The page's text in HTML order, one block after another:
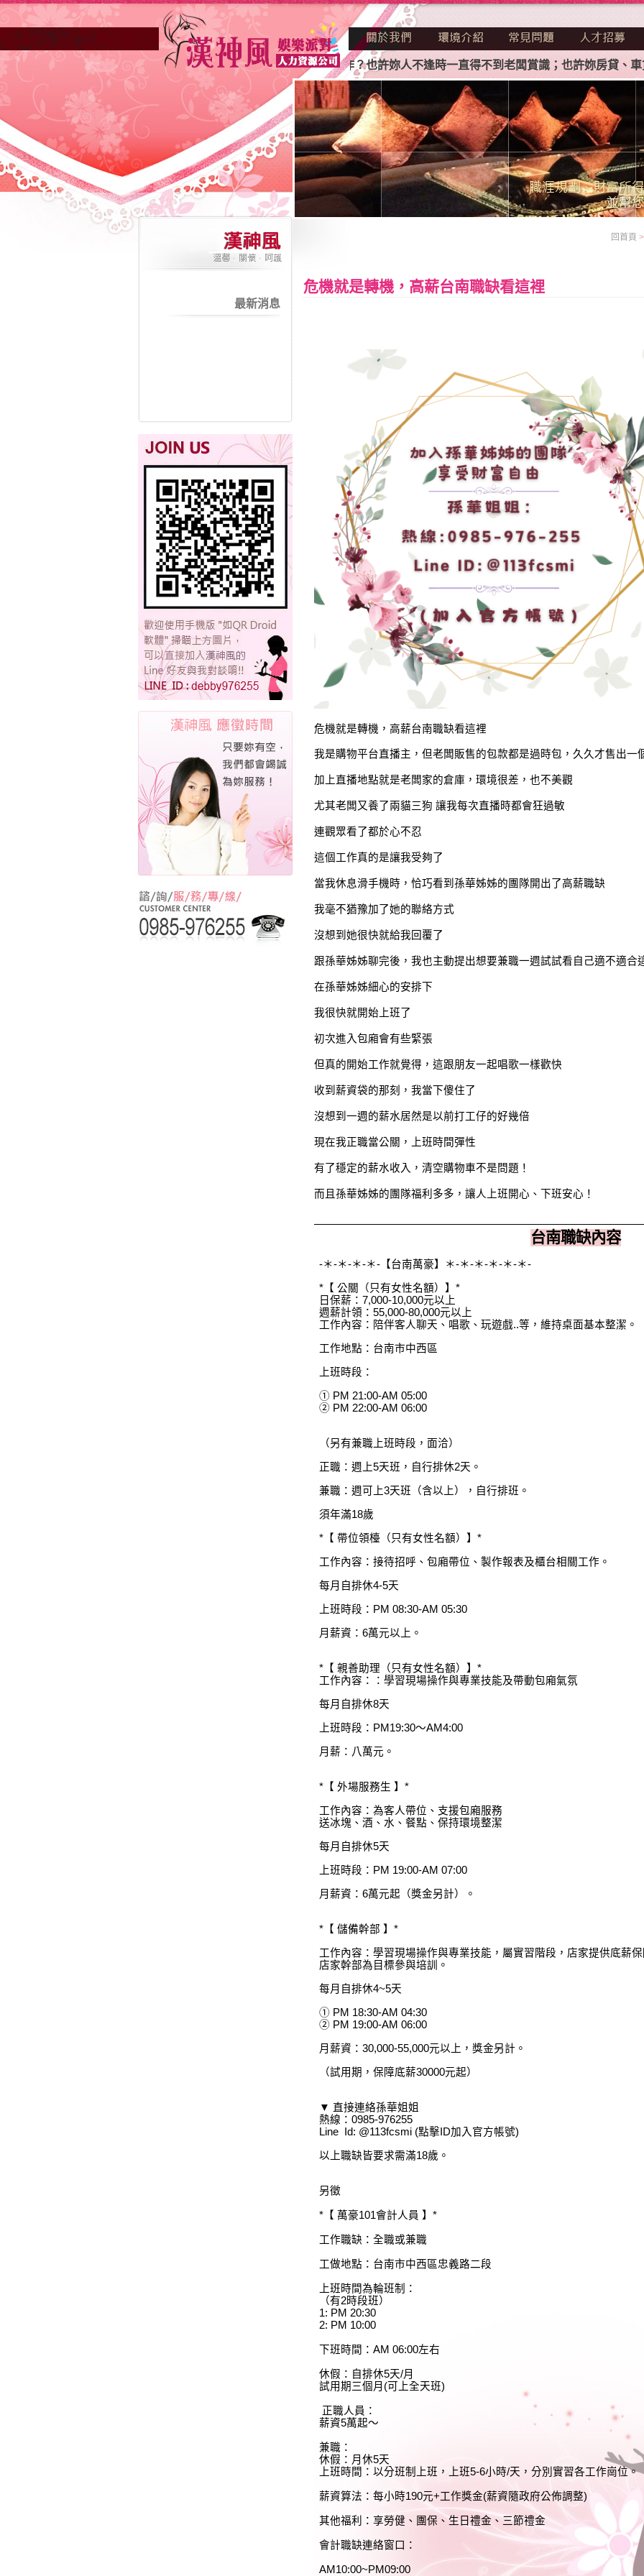
高雄酒店業妳正因不景氣的年代找不到工作？也許妳人不逢時一直得不到老闆賞識；也許妳房貸、車貸
最新消息
回首頁 >
危機就是轉機，高薪台南職缺看這裡
危機就是轉機，高薪台南職缺看這裡
我是購物平台直播主，但老闆販售的包款都是過時包，久久才售出一
加上直播地點就是老闆家的倉庫，環境很差，也不美觀
尤其老闆又養了兩貓三狗 讓我每次直播時都會狂過敏
連觀眾看了都於心不忍
這個工作真的是讓我受夠了
當我休息滑手機時，恰巧看到孫華姊姊的團隊開出了高薪職缺
我毫不猶豫加了她的聯絡方式
沒想到她很快就給我回覆了
跟孫華姊姊聊完後，我也主動提出想要兼職一週試試看自己適不適合
在孫華姊姊細心的安排下
我很快就開始上班了
初次進入包廂會有些緊張
但真的開始工作就覺得，這跟朋友一起唱歌一樣歡快
收到薪資袋的那刻，我當下傻住了
沒想到一週的薪水居然是以前打工仔的好幾倍
現在我正職當公關，上班時間彈性
有了穩定的薪水收入，清空購物車不是問題！
而且孫華姊姊的團隊福利多多，讓人上班開心、下班安心！
台南職缺內容
-＊-＊-＊-＊-【台南萬豪】＊-＊-＊-＊-＊-＊-
*【 公關（只有女性名額）】*
日保薪：7,000-10,000元以上
週薪計領：55,000-80,000元以上
工作內容：陪伴客人聊天、唱歌、玩遊戲..等，維持桌面基本整潔。
工作地點：台南市中西區
上班時段：
① PM 21:00-AM 05:00
② PM 22:00-AM 06:00
（另有兼職上班時段，面洽）
正職：週上5天班，自行排休2天。
兼職：週可上3天班（含以上），自行排班。
須年滿18歲
*【 帶位領檯（只有女性名額）】*
工作內容：接待招呼、包廂帶位、製作報表及櫃台相關工作。
每月自排休4-5天
上班時段：PM 08:30-AM 05:30
月薪資：6萬元以上。
*【 親善助理（只有女性名額）】*
工作內容：：學習現場操作與專業技能及帶動包廂氣氛
每月自排休8天
上班時段：PM19:30～AM4:00
月薪：八萬元。
*【 外場服務生 】*
工作內容：為客人帶位、支援包廂服務
送冰塊、酒、水、餐點、保持環境整潔
每月自排休5天
上班時段：PM 19:00-AM 07:00
月薪資：6萬元起（獎金另計）。
*【 儲備幹部 】*
工作內容：學習現場操作與專業技能，屬實習階段，店家提供底薪
店家幹部為目標參與培訓。
每月自排休4~5天
① PM 18:30-AM 04:30
② PM 19:00-AM 06:00
月薪資：30,000-55,000元以上，獎金另計。
（試用期，保障底薪30000元起）
▼ 直接連絡孫華姐姐
熱線：0985-976255
Line Id: @113fcsmi (點擊ID加入官方帳號)
以上職缺皆要求需滿18歲。
另徵
*【 萬豪101會計人員 】*
工作職缺：全職或兼職
工做地點：台南市中西區忠義路二段
上班時間為輪班制：
（有2時段班）
1: PM 20:30
2: PM 10:00
下班時間：AM 06:00左右
休假：自排休5天/月
試用期三個月(可上全天班)
正職人員：
薪資5萬起～
兼職：
休假：月休5天
上班時間：以分班制上班，上班5-6小時/天，分別實習各工作崗位。
薪資算法：每小時190元+工作獎金(薪資隨政府公佈調整)
其他福利：享勞健、團保、生日禮金、三節禮金
會計職缺連絡窗口：
AM10:00~PM09:00